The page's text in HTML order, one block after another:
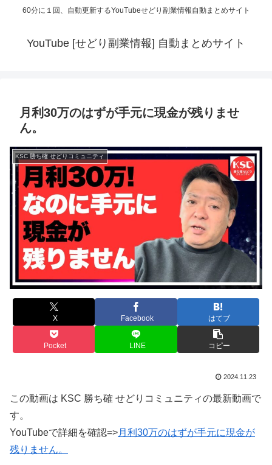
60分に１回、自動更新するYouTubeせどり副業情報自動まとめサイト
YouTube [せどり副業情報] 自動まとめサイト
月利30万のはずが手元に現金が残りませ
ん。
KSC 勝ち確 せどりコミュニティ
X Facebook はてブ
Pocket LINE コピー
2024.11.23
この動画は KSC 勝ち確 せどりコミュニティの最新動画で
す。
YouTubeで詳細を確認=>月利30万のはずが手元に現金が
残りません。